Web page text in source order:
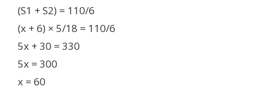
(S1 + S2) = 110/6
(x + 6) × 5/18 = 110/6
5x + 30 = 330
5x = 300
x = 60